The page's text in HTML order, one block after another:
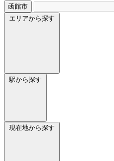
函館市
エリアから探す
駅から探す
現在地から探す